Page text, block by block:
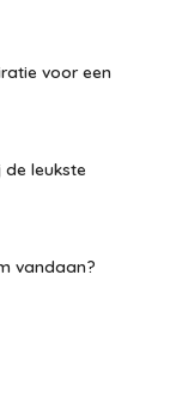
voor een
leukste
vandaan?